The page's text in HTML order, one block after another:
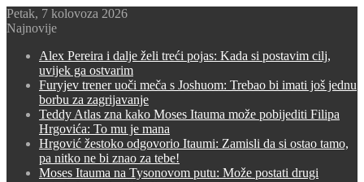
Petak, 7 kolovoza 2026
Najnovije
Alex Pereira i dalje želi treći pojas: Kada si postavim cilj,
uvijek ga ostvarim
Furyjev trener uoči meča s Joshuom: Trebao bi imati još jednu
borbu za zagrijavanje
Teddy Atlas zna kako Moses Itauma može pobijediti Filipa
Hrgovića: To mu je mana
Hrgović žestoko odgovorio Itaumi: Zamisli da si ostao tamo,
pa nitko ne bi znao za tebe!
Moses Itauma na Tysonovom putu: Može postati drugi